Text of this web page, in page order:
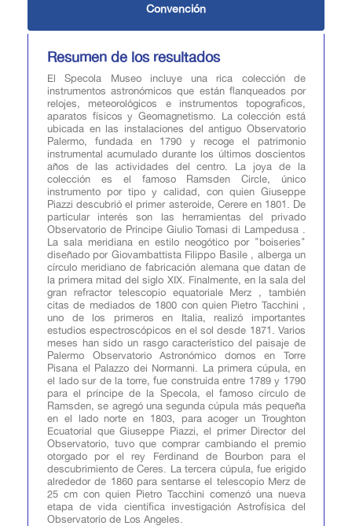
Convención
Resumen de los resultados
El Specola Museo incluye una rica colección de
instrumentos astronómicos que están flanqueados por
relojes, meteorológicos e instrumentos topograficos,
aparatos físicos y Geomagnetismo. La colección está
ubicada en las instalaciones del antiguo Observatorio
Palermo, fundada en 1790 y recoge el patrimonio
instrumental acumulado durante los últimos doscientos
años de las actividades del centro. La joya de la
colección es el famoso Ramsden Circle, único
instrumento por tipo y calidad, con quien Giuseppe
Piazzi descubrió el primer asteroide, Cerere en 1801. De
particular interés son las herramientas del privado
Observatorio de Principe Giulio Tomasi di Lampedusa .
La sala meridiana en estilo neogótico por "boiseries"
diseñado por Giovambattista Filippo Basile , alberga un
círculo meridiano de fabricación alemana que datan de
la primera mitad del siglo XIX. Finalmente, en la sala del
gran refractor telescopio equatoriale Merz , también
citas de mediados de 1800 con quien Pietro Tacchini ,
uno de los primeros en Italia, realizó importantes
estudios espectroscópicos en el sol desde 1871. Varios
meses han sido un rasgo característico del paisaje de
Palermo Observatorio Astronómico domos en Torre
Pisana el Palazzo dei Normanni. La primera cúpula, en
el lado sur de la torre, fue construida entre 1789 y 1790
para el príncipe de la Specola, el famoso círculo de
Ramsden, se agregó una segunda cúpula más pequeña
en el lado norte en 1803, para acoger un Troughton
Ecuatorial que Giuseppe Piazzi, el primer Director del
Observatorio, tuvo que comprar cambiando el premio
otorgado por el rey Ferdinand de Bourbon para el
descubrimiento de Ceres. La tercera cúpula, fue erigido
alrededor de 1860 para sentarse el telescopio Merz de
25 cm con quien Pietro Tacchini comenzó una nueva
etapa de vida científica investigación Astrofísica del
Observatorio de Los Angeles.